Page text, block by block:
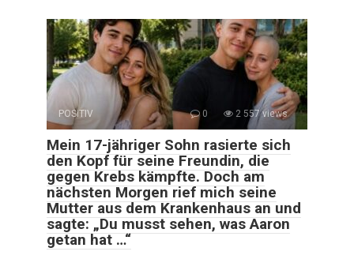
POSITIV 0 2 557 views
Mein 17-jähriger Sohn rasierte sich
den Kopf für seine Freundin, die
gegen Krebs kämpfte. Doch am
nächsten Morgen rief mich seine
Mutter aus dem Krankenhaus an und
sagte: „Du musst sehen, was Aaron
getan hat …“